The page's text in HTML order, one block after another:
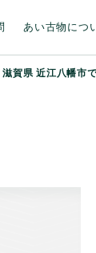
あい古物につ
滋賀県 近江八幡市